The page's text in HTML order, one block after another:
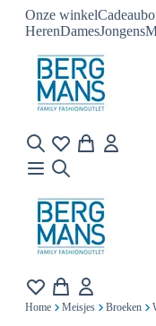
Onze winkel
HerenDamesJongens
Home Meisjes Broeken